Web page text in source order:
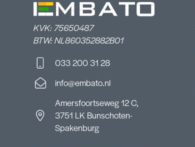
KVK: 75650487
BTW: NL860352882B01
033 200 31 28
info@embato.nl
Amersfoortseweg 12 C,
3751 LK Bunschoten-
Spakenburg